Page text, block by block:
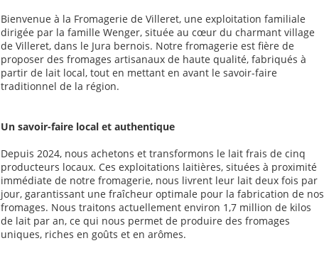
Bienvenue à la Fromagerie de Villeret, une exploitation familiale
dirigée par la famille Wenger, située au cœur du charmant village
de Villeret, dans le Jura bernois. Notre fromagerie est fière de
proposer des fromages artisanaux de haute qualité, fabriqués à
partir de lait local, tout en mettant en avant le savoir-faire
traditionnel de la région.
Un savoir-faire local et authentique
Depuis 2024, nous achetons et transformons le lait frais de cinq
producteurs locaux. Ces exploitations laitières, situées à proximité
immédiate de notre fromagerie, nous livrent leur lait deux fois par
jour, garantissant une fraîcheur optimale pour la fabrication de nos
fromages. Nous traitons actuellement environ 1,7 million de kilos
de lait par an, ce qui nous permet de produire des fromages
uniques, riches en goûts et en arômes.